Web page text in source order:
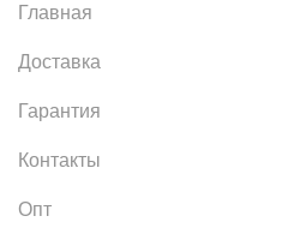
Главная
Доставка
Гарантия
Контакты
Опт